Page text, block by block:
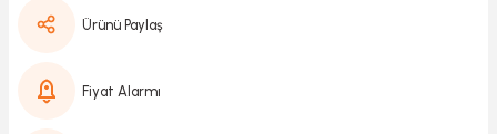
Ürünü Paylaş
Fiyat Alarmı